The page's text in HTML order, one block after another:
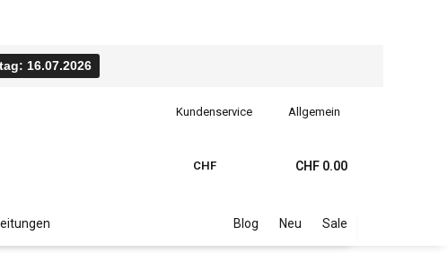
16.07.2026
Kundenservice Allgemein
CHF CHF 0.00
Blog Neu Sale